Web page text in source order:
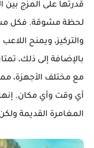
قدرتها على المزج
لحظة مشوقة. فكل
والتركيز، ويمنح
بالإضافة إلى ذلك،
مع مختلف الأجهزة،
أي وقت وأي مكان. إنها
المغامرة القديمة